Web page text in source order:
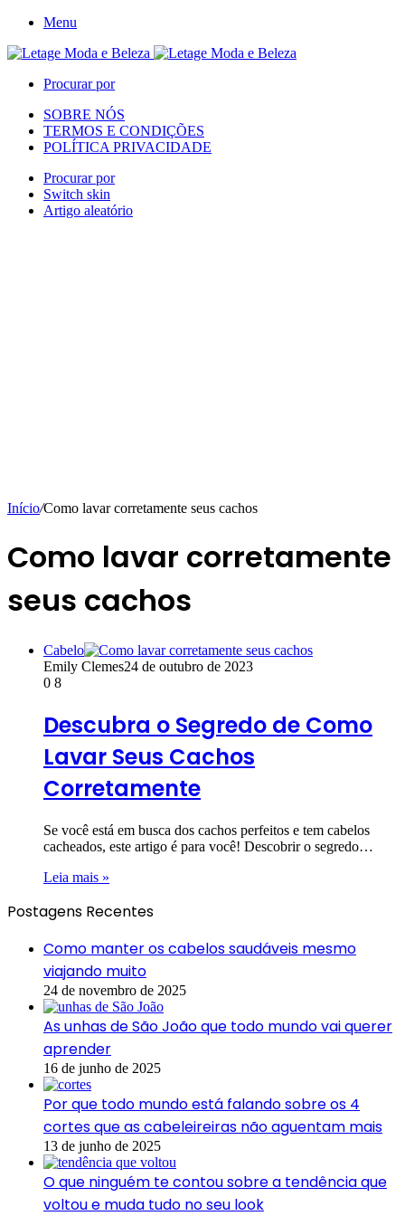
Menu
Procurar por
SOBRE NÓS
TERMOS E CONDIÇÕES
POLÍTICA PRIVACIDADE
Procurar por
Switch skin
Artigo aleatório
Início/Como lavar corretamente seus cachos
Como lavar corretamente
seus cachos
Cabelo
Emily Clemes24 de outubro de 2023
0 8
Descubra o Segredo de Como
Lavar Seus Cachos
Corretamente
Se você está em busca dos cachos perfeitos e tem cabelos
cacheados, este artigo é para você! Descobrir o segredo…
Leia mais »
Postagens Recentes
Como manter os cabelos saudáveis mesmo
viajando muito
24 de novembro de 2025
As unhas de São João que todo mundo vai querer
aprender
16 de junho de 2025
Por que todo mundo está falando sobre os 4
cortes que as cabeleireiras não aguentam mais
13 de junho de 2025
O que ninguém te contou sobre a tendência que
voltou e muda tudo no seu look